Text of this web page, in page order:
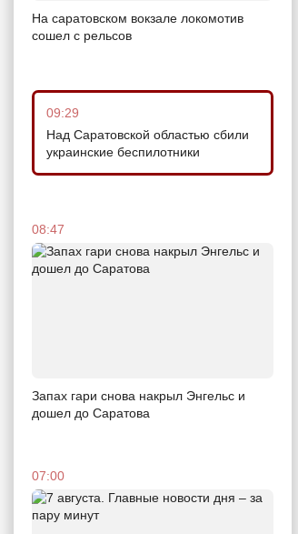
На саратовском вокзале локомотив
сошел с рельсов
09:29
Над Саратовской областью сбили
украинские беспилотники
08:47
Запах гари снова накрыл Энгельс и
дошел до Саратова
07:00